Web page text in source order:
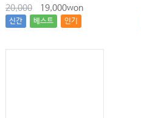
20,000
19,000won
신간 베스트 인기